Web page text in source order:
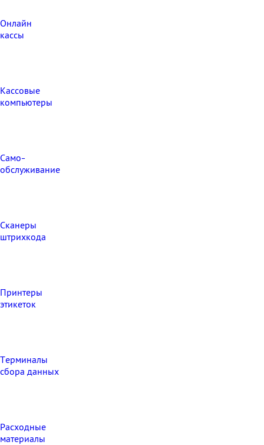
Онлайн
кассы
Кассовые
компьютеры
Само-
обслуживание
Сканеры
штрихкода
Принтеры
этикеток
Терминалы
сбора данных
Расходные
материалы